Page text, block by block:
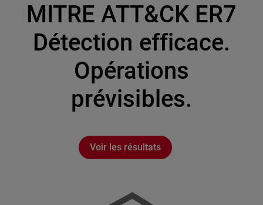
MITRE ATT&CK ER7
Détection efficace.
Opérations
prévisibles.
Voir les résultats